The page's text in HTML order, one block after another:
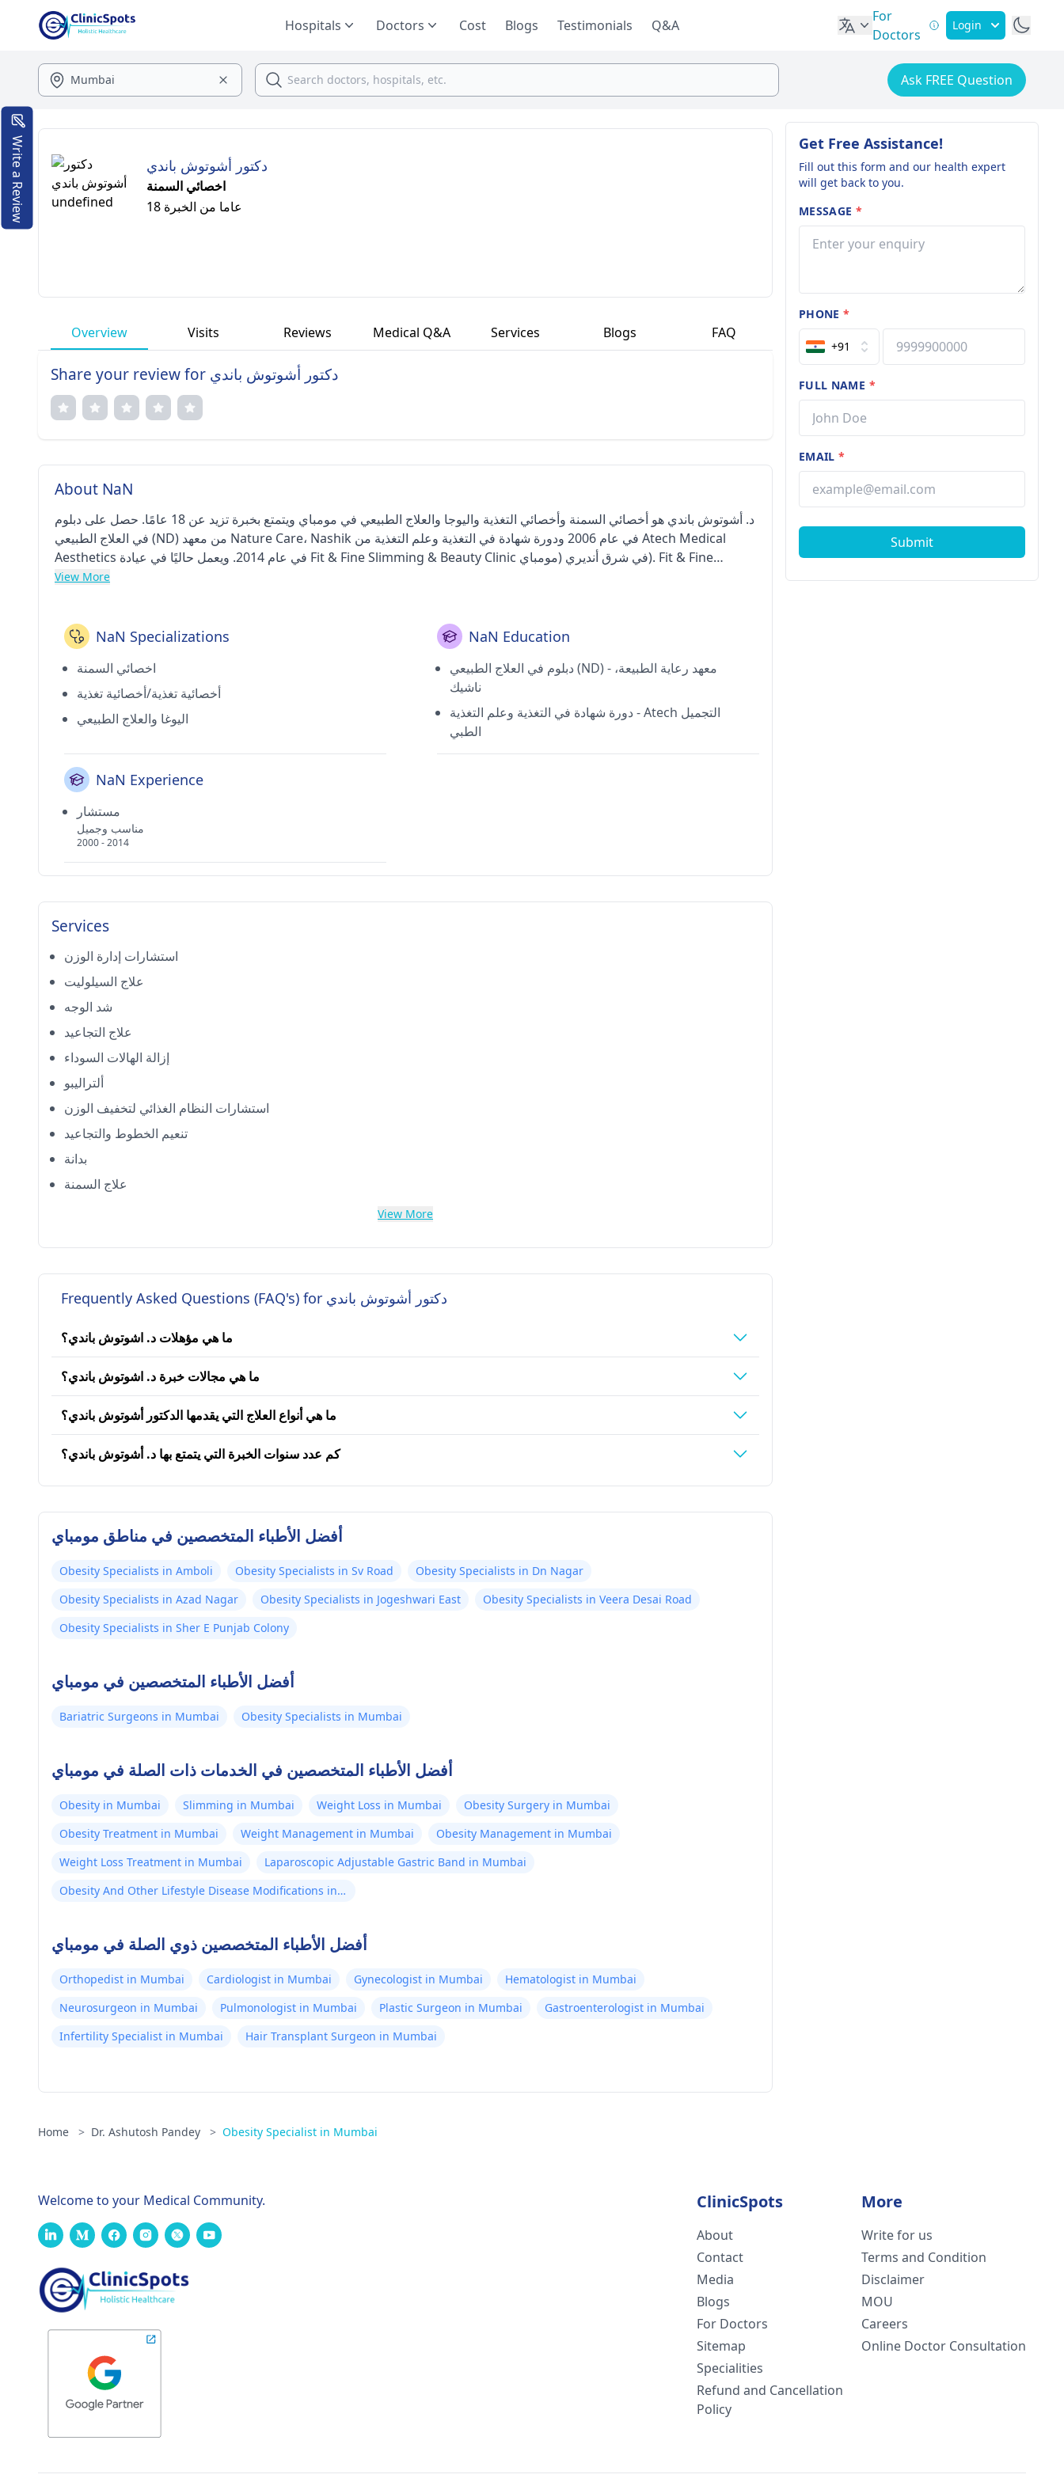
Hospitals Doctors Cost Blogs Testimonials Q&A
For
Doctors
Login
Ask FREE Question
دكتور أشوتوش باندي
اخصائي السمنة
18 عاما من الخبرة
Overview Visits Reviews Medical Q&A Services Blogs FAQ
Share your review for دكتور أشوتوش باندي
About NaN
د. أشوتوش باندي هو أخصائي السمنة وأخصائي التغذية واليوجا والعلاج الطبيعي في مومباي ويتمتع بخبرة تزيد عن 18 عامًا. حصل على دبلوم
في العلاج الطبيعي (ND) من معهد Nature Care، Nashik في عام 2006 ودورة شهادة في التغذية وعلم التغذية من Atech Medical
Aesthetics في عام 2014. ويعمل حاليًا في عيادة Fit & Fine Slimming & Beauty Clinic في شرق أنديري (مومباي). Fit & Fine
Slimming & Beauty في Grant Road (مومباي)، وFit & Fine Slimming & Beauty في باندرا ويست (مومباي)، وFit & Fine في مالاد
View More
NaN Specializations
اخصائي السمنة
أخصائية تغذية/أخصائية تغذية
اليوغا والعلاج الطبيعي
NaN Education
دبلوم في العلاج الطبيعي (ND) - معهد رعاية الطبيعة،
ناشيك
دورة شهادة في التغذية وعلم التغذية - Atech التجميل
الطبي
NaN Experience
مستشار
مناسب وجميل
2000 - 2014
Services
استشارات إدارة الوزن
علاج السيلوليت
شد الوجه
علاج التجاعيد
إزالة الهالات السوداء
ألتراليبو
استشارات النظام الغذائي لتخفيف الوزن
تنعيم الخطوط والتجاعيد
بدانة
علاج السمنة
View More
Frequently Asked Questions (FAQ's) for دكتور أشوتوش باندي
ما هي مؤهلات د. اشوتوش باندي؟
ما هي مجالات خبرة د. اشوتوش باندي؟
ما هي أنواع العلاج التي يقدمها الدكتور أشوتوش باندي؟
كم عدد سنوات الخبرة التي يتمتع بها د. أشوتوش باندي؟
أفضل الأطباء المتخصصين في مناطق مومباي
Obesity Specialists in Amboli Obesity Specialists in Sv Road
Obesity Specialists in Dn Nagar
Obesity Specialists in Azad Nagar
Obesity Specialists in Jogeshwari East
Obesity Specialists in Veera Desai Road
Obesity Specialists in Sher E Punjab Colony
أفضل الأطباء المتخصصين في مومباي
Bariatric Surgeons in Mumbai Obesity Specialists in Mumbai
أفضل الأطباء المتخصصين في الخدمات ذات الصلة في مومباي
Obesity in Mumbai Slimming in Mumbai Weight Loss in Mumbai
Obesity Surgery in Mumbai
Obesity Treatment in Mumbai
Weight Management in Mumbai
Obesity Management in Mumbai
Weight Loss Treatment in Mumbai
Laparoscopic Adjustable Gastric Band in Mumbai
Obesity And Other Lifestyle Disease Modifications in
أفضل الأطباء المتخصصين ذوي الصلة في مومباي
Orthopedist in Mumbai Cardiologist in Mumbai Gynecologist in Mumbai
Hematologist in Mumbai
Neurosurgeon in Mumbai
Pulmonologist in Mumbai Plastic Surgeon in Mumbai
Gastroenterologist in Mumbai
Infertility Specialist in Mumbai
Hair Transplant Surgeon in Mumbai
Home > Dr. Ashutosh Pandey > Obesity Specialist in Mumbai
Get Free Assistance!
Fill out this form and our health expert
will get back to you.
MESSAGE *
PHONE*
+91
FULL NAME *
EMAIL*
Submit
Write a Review
Welcome to your Medical Community. ClinicSpots
About
Contact
Media
Blogs
For Doctors
Sitemap
Specialities
Refund and Cancellation
Policy
More
Write for us
Terms and Condition
Disclaimer
MOU
Careers
Online Doctor Consultation